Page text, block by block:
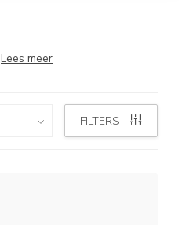
Lees meer
FILTERS